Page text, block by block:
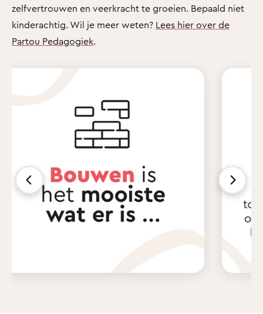
zelfvertrouwen en veerkracht te groeien. Bepaald niet
kinderachtig. Wil je meer weten? Lees hier over de
Partou Pedagogiek.